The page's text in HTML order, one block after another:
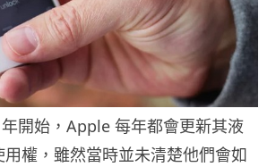
開始，Apple 每年都會更新其液
權，雖然當時並未清楚他們會如